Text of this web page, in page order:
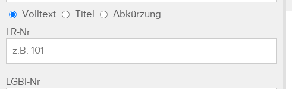
Volltext Titel
Abkürzung
LR-Nr
LGBl-Nr